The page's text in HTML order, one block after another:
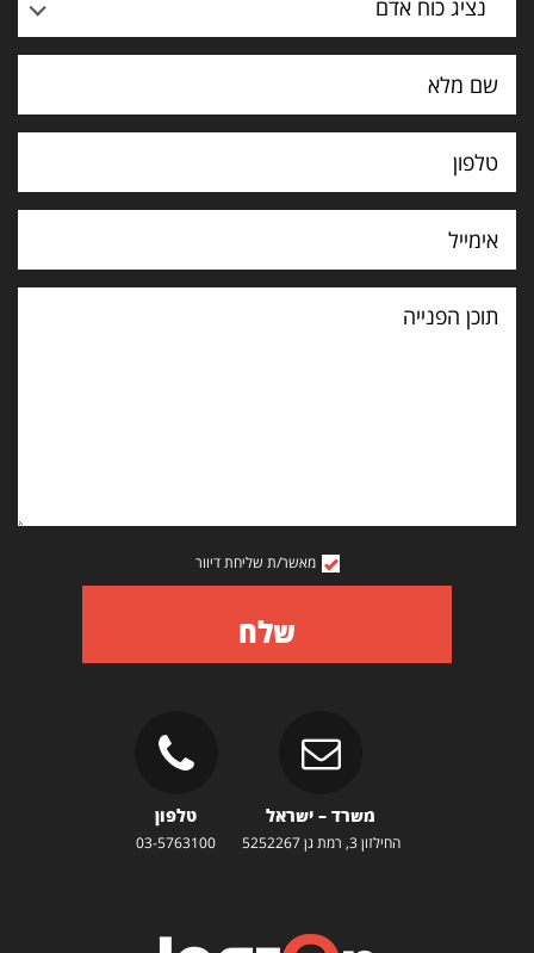
נציג כוח אדם
תוכן
הפנייה
מאשר/ת שליחת דיוור
שלח
משרד – ישראל
החילזון 3, רמת גן 5252267
טלפון
03-5763100